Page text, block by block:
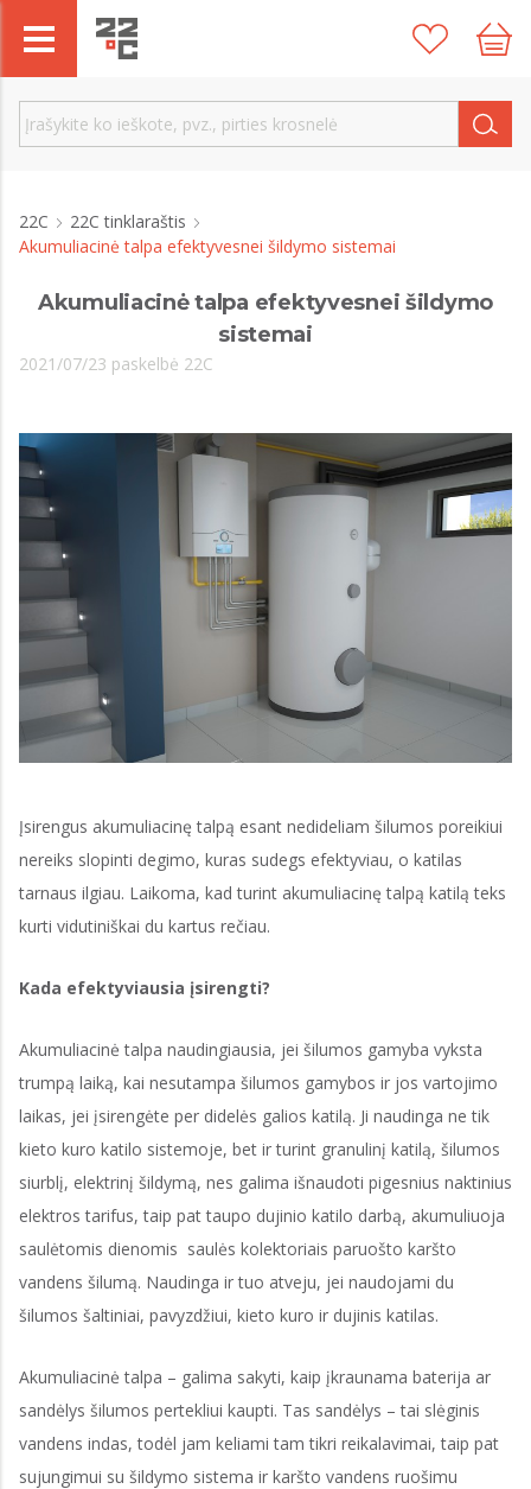
22C
22C tinklaraštis
Akumuliacinė talpa efektyvesnei šildymo sistemai
Akumuliacinė talpa efektyvesnei šildymo
sistemai
2021/07/23 paskelbė 22C
Įsirengus akumuliacinę talpą esant nedideliam šilumos poreikiui
nereiks slopinti degimo, kuras sudegs efektyviau, o katilas
tarnaus ilgiau. Laikoma, kad turint akumuliacinę talpą katilą teks
kurti vidutiniškai du kartus rečiau.
Kada efektyviausia įsirengti?
Akumuliacinė talpa naudingiausia, jei šilumos gamyba vyksta
trumpą laiką, kai nesutampa šilumos gamybos ir jos vartojimo
laikas, jei įsirengėte per didelės galios katilą. Ji naudinga ne tik
kieto kuro katilo sistemoje, bet ir turint granulinį katilą, šilumos
siurblį, elektrinį šildymą, nes galima išnaudoti pigesnius naktinius
elektros tarifus, taip pat taupo dujinio katilo darbą, akumuliuoja
saulėtomis dienomis saulės kolektoriais paruošto karšto
vandens šilumą. Naudinga ir tuo atveju, jei naudojami du
šilumos šaltiniai, pavyzdžiui, kieto kuro ir dujinis katilas.
Akumuliacinė talpa – galima sakyti, kaip įkraunama baterija ar
sandėlys šilumos pertekliui kaupti. Tas sandėlys – tai slėginis
vandens indas, todėl jam keliami tam tikri reikalavimai, taip pat
sujungimui su šildymo sistema ir karšto vandens ruošimu